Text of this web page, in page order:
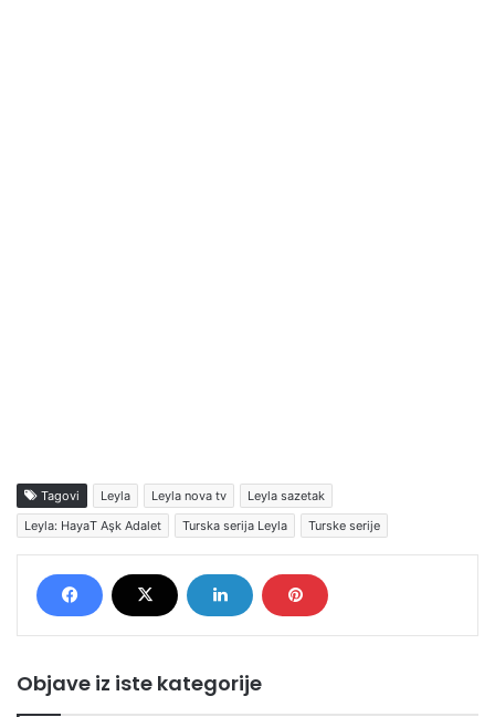
Tagovi Leyla Leyla nova tv
Leyla sazetak
Leyla: HayaT Aşk Adalet
Turska serija Leyla Turske serije
Objave iz iste kategorije